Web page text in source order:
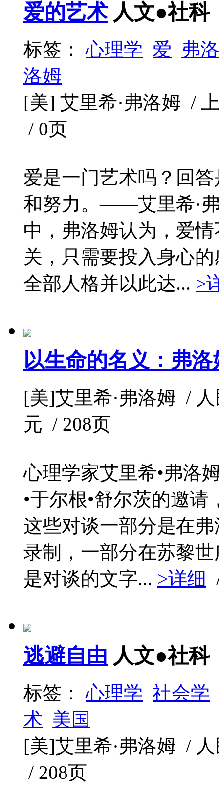
爱的艺术 人文●社科
标签：心理学 爱 弗
洛姆
[美] 艾里希·弗洛姆 /
/ 0页
爱是一门艺术吗？回
和努力。——艾里希·
中，弗洛姆认为，爱
关，只需要投入身心
全部人格并以此达... >
以生命的名义：弗
[美]艾里希·弗洛姆 /
元 / 208页
心理学家艾里希•弗洛
•于尔根•舒尔茨的邀
这些对谈一部分是在
录制，一部分在苏黎
是对谈的文字... >详细
逃避自由 人文●社科
标签：心理学 社会学
术 美国
[美]艾里希·弗洛姆 /
/ 208页